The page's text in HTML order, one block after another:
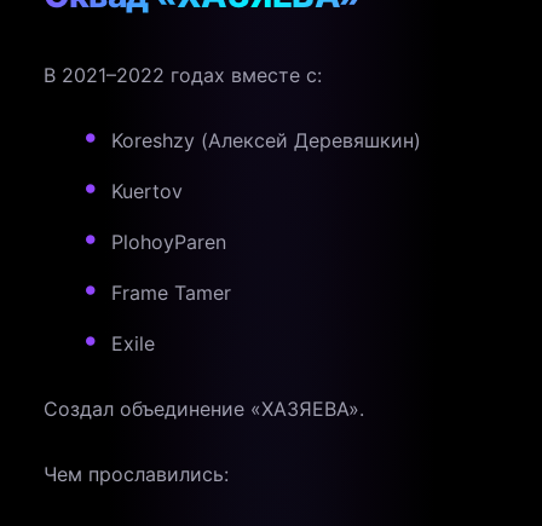
В 2021–2022 годах вместе с:
Koreshzy (Алексей Деревяшкин)
Kuertov
PlohoyParen
Frame Tamer
Exile
Создал объединение «ХАЗЯЕВА».
Чем прославились: